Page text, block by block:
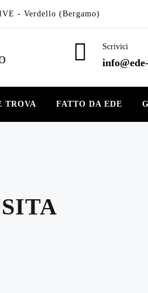
- Verdello (Bergamo)
Scrivici
TROVA FATTO DA EDE